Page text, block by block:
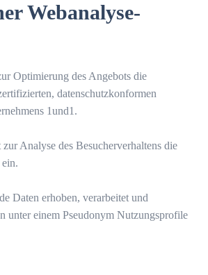
Webanalyse-
Optimierung des Angebots die
datenschutzkonformen
1und1.
Analyse des Besucherverhaltens die
Daten erhoben, verarbeitet und
unter einem Pseudonym Nutzungsprofile